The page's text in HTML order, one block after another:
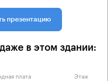
презентацию
в этом здании:
плата Этаж